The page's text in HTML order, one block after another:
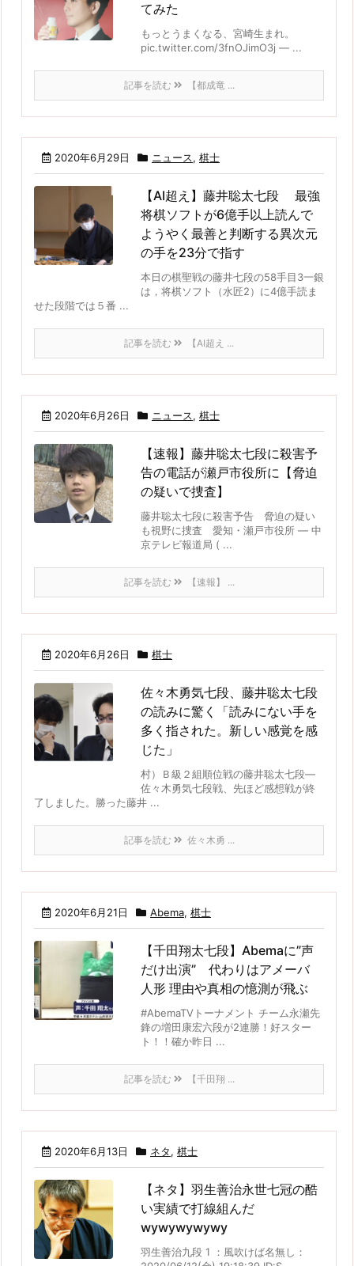
てみた
もっとうまくなる、宮崎生まれ。
pic.twitter.com/3fnOJimO3j — ...
記事を読む 【都成竜 ...
2020年6月29日 ニュース, 棋士
【AI超え】藤井聡太七段 最強
将棋ソフトが6億手以上読んで
ようやく最善と判断する異次元
の手を23分で指す
本日の棋聖戦の藤井七段の58手目3一銀
は，将棋ソフト（水匠2）に4億手読ま
せた段階では５番 ...
記事を読む 【AI超え ...
2020年6月26日 ニュース, 棋士
【速報】藤井聡太七段に殺害予
告の電話が瀬戸市役所に【脅迫
の疑いで捜査】
藤井聡太七段に殺害予告 脅迫の疑い
も視野に捜査 愛知・瀬戸市役所 — 中
京テレビ報道局 ( ...
記事を読む 【速報】 ...
2020年6月26日 棋士
佐々木勇気七段、藤井聡太七段
の読みに驚く「読みにない手を
多く指された。新しい感覚を感
じた」
村）Ｂ級２組順位戦の藤井聡太七段―
佐々木勇気七段戦、先ほど感想戦が終
了しました。勝った藤井 ...
記事を読む 佐々木勇 ...
2020年6月21日 Abema, 棋士
【千田翔太七段】Abemaに”声
だけ出演” 代わりはアメーバ
人形 理由や真相の憶測が飛ぶ
#AbemaTVトーナメント チーム永瀬先
鋒の増田康宏六段が2連勝！好スター
ト！！確か昨日 ...
記事を読む 【千田翔 ...
2020年6月13日 ネタ, 棋士
【ネタ】羽生善治永世七冠の酷
い実績で打線組んだ
wywywywywy
羽生善治九段 1 ：風吹けば名無し：